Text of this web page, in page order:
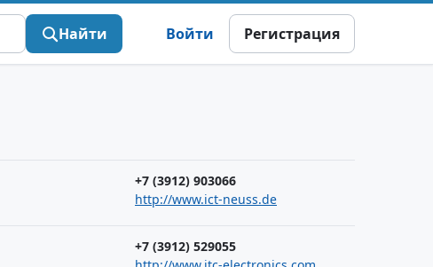
Найти Войти Регистрация
+7 (3912) 903066
http://www.ict-neuss.de
+7 (3912) 529055